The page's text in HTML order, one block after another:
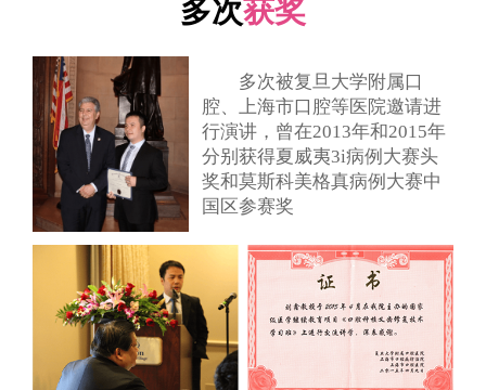
多次获奖
多次被复旦大学附属口
腔、上海市口腔等医院邀请进
行演讲，曾在2013年和2015年
分别获得夏威夷3i病例大赛头
奖和莫斯科美格真病例大赛中
国区参赛奖